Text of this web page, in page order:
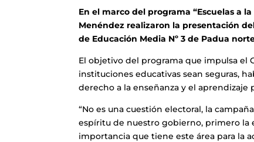
En el marco del programa “Escuelas a
Menéndez realizaron la presentación
de Educación Media Nº 3 de Padua
El objetivo del programa que impulsa el
instituciones educativas sean seguras,
derecho a la enseñanza y el aprendizaje
“No es una cuestión electoral, la
espíritu de nuestro gobierno, primero la
importancia que tiene este área para la